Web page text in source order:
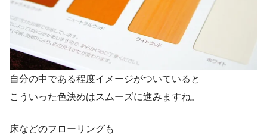
自分の中である程度イメージがついていると
こういった色決めはスムーズに進みますね。
床などのフローリングも